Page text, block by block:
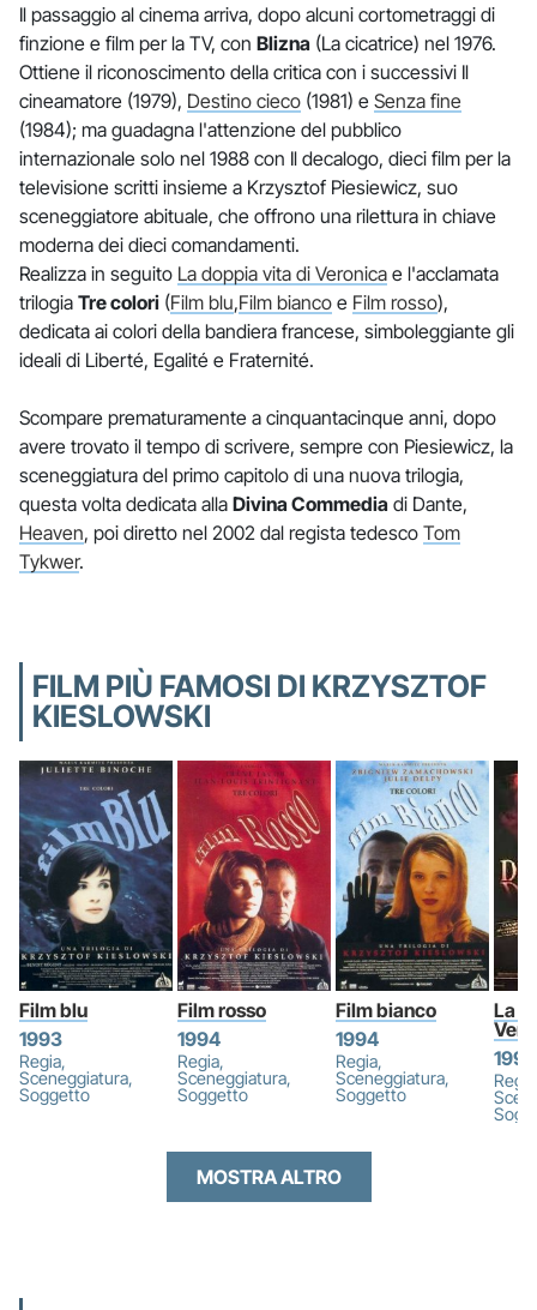
Il passaggio al cinema arriva, dopo alcuni cortometraggi di
finzione e film per la TV, con Blizna (La cicatrice) nel 1976.
Ottiene il riconoscimento della critica con i successivi Il
cineamatore (1979), Destino cieco (1981) e Senza fine
(1984); ma guadagna l'attenzione del pubblico
internazionale solo nel 1988 con Il decalogo, dieci film per la
televisione scritti insieme a Krzysztof Piesiewicz, suo
sceneggiatore abituale, che offrono una rilettura in chiave
moderna dei dieci comandamenti.
Realizza in seguito La doppia vita di Veronica e l'acclamata
trilogia Tre colori (Film blu,Film bianco e Film rosso),
dedicata ai colori della bandiera francese, simboleggiante gli
ideali di Liberté, Egalité e Fraternité.
Scompare prematuramente a cinquantacinque anni, dopo
avere trovato il tempo di scrivere, sempre con Piesiewicz, la
sceneggiatura del primo capitolo di una nuova trilogia,
questa volta dedicata alla Divina Commedia di Dante,
Heaven, poi diretto nel 2002 dal regista tedesco Tom
Tykwer.
FILM PIÙ FAMOSI DI KRZYSZTOF
KIESLOWSKI
Film blu
1993
Regia,
Sceneggiatura,
Soggetto
Film rosso
1994
Regia,
Sceneggiatura,
Soggetto
Film bianco
1994
Regia,
Sceneggiatura,
Soggetto
La
1991
MOSTRA ALTRO